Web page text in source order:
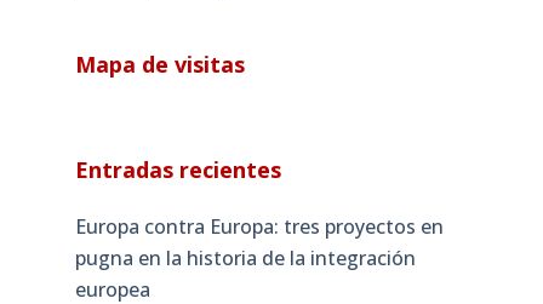
Mapa de visitas
Entradas recientes
Europa contra Europa: tres proyectos en
pugna en la historia de la integración
europea